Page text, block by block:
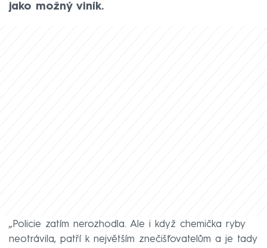
jako možný viník.
„Policie zatím nerozhodla. Ale i když chemička ryby
neotrávila, patří k největším znečišťovatelům a je tady